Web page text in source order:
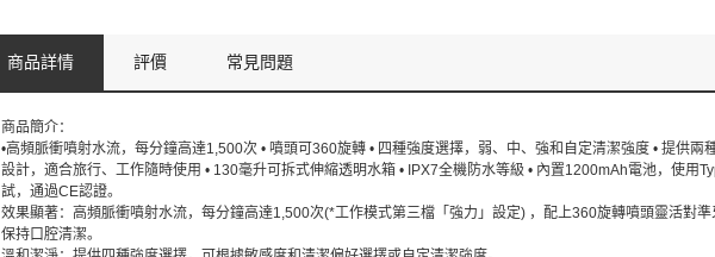
商品詳情 評價 常見問題
商品簡介：
•高頻脈衝噴射水流，每分鐘高達1,500次 • 噴頭可360旋轉 • 四種強度選擇，弱、中、強和自定清潔強度 • 提供兩
設計，適合旅行、工作隨時使用 • 130毫升可拆式伸縮透明水箱 • IPX7全機防水等級 • 內置1200mAh電池，使用
試，通過CE認證。
效果顯著：高頻脈衝噴射水流，每分鐘高達1,500次(*工作模式第三檔「強力」設定) ，配上360旋轉噴頭靈活對準
保持口腔清潔。